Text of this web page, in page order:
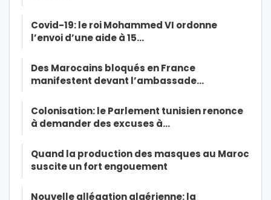
Covid-19: le roi Mohammed VI ordonne
l’envoi d’une aide à 15…
Des Marocains bloqués en France
manifestent devant l’ambassade…
Colonisation: le Parlement tunisien renonce
à demander des excuses à…
Quand la production des masques au Maroc
suscite un fort engouement
Nouvelle allégation algérienne: la